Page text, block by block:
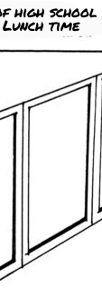
high school
time